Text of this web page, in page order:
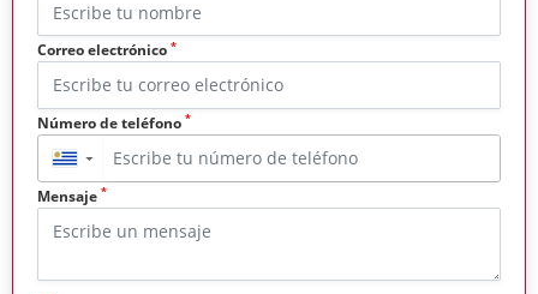
Correo electrónico *
Número de teléfono *
▼
Mensaje *